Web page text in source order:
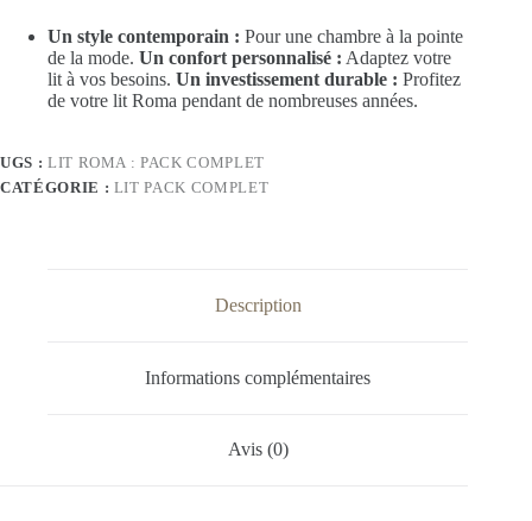
Un style contemporain : Pour une chambre à la pointe
de la mode. Un confort personnalisé : Adaptez votre
lit à vos besoins. Un investissement durable : Profitez
de votre lit Roma pendant de nombreuses années.
UGS : LIT ROMA : PACK COMPLET
CATÉGORIE : LIT PACK COMPLET
Description
Informations complémentaires
Avis (0)